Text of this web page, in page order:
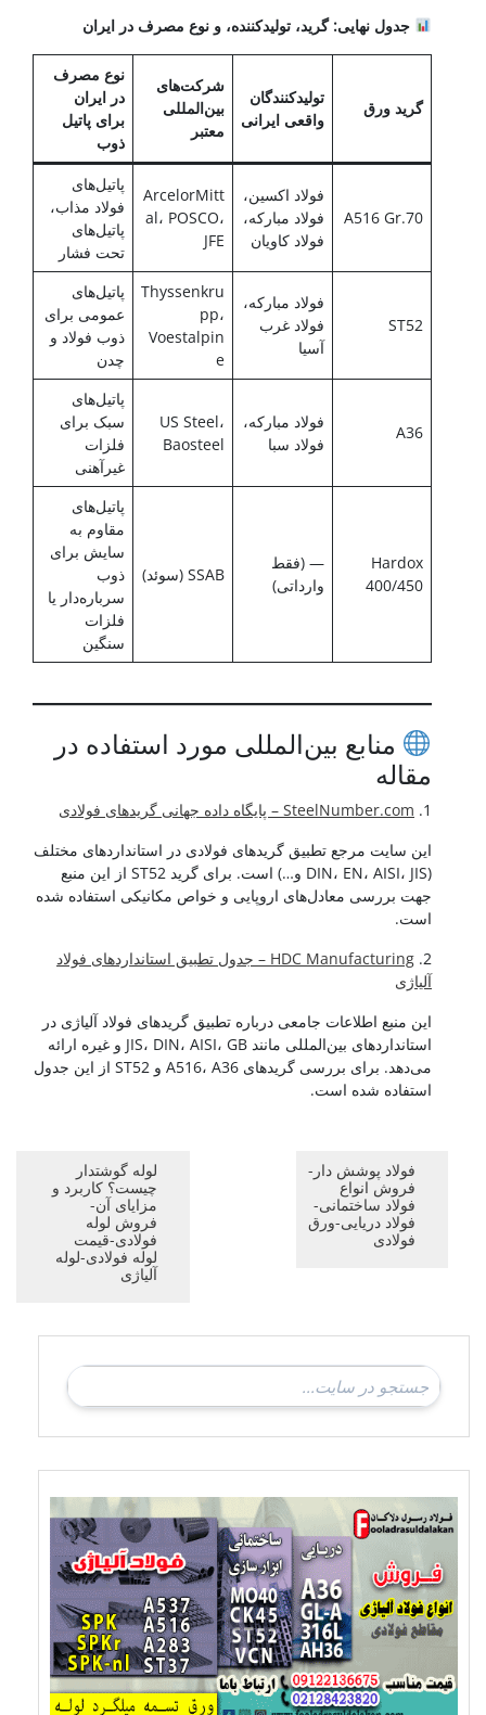
جدول نهایی: گرید، تولیدکننده، و نوع مصرف در ایران
گرید ورق
تولیدکنندگان
واقعی ایرانی
شرکت‌های
بین‌المللی
معتبر
نوع مصرف
در ایران
برای پاتیل
ذوب
A516 Gr.70
فولاد اکسین،
فولاد مبارکه،
فولاد کاویان
ArcelorMitt
al، POSCO،
JFE
پاتیل‌های
فولاد مذاب،
پاتیل‌های
تحت فشار
ST52
فولاد مبارکه،
فولاد غرب
آسیا
Thyssenkru
pp،
Voestalpin
e
پاتیل‌های
عمومی برای
ذوب فولاد و
چدن
A36
فولاد مبارکه،
فولاد سبا
US Steel،
Baosteel
پاتیل‌های
سبک برای
فلزات
غیرآهنی
Hardox
400/450
— (فقط
وارداتی)
SSAB (سوئد)
پاتیل‌های
مقاوم به
سایش برای
ذوب
سرباره‌دار یا
فلزات
سنگین
منابع بین‌المللی مورد استفاده در
مقاله
1. SteelNumber.com – پایگاه داده جهانی گریدهای فولادی
این سایت مرجع تطبیق گریدهای فولادی در استانداردهای مختلف
(DIN، EN، AISI، JIS و…) است. برای گرید ST52 از این منبع
جهت بررسی معادل‌های اروپایی و خواص مکانیکی استفاده شده
است.
2.
HDC Manufacturing – جدول تطبیق استانداردهای فولاد
آلیاژی
این منبع اطلاعات جامعی درباره تطبیق گریدهای فولاد آلیاژی در
استانداردهای بین‌المللی مانند JIS، DIN، AISI، GB و غیره ارائه
می‌دهد. برای بررسی گریدهای A516، A36 و ST52 از این جدول
استفاده شده است.
لوله گوشتدار
چیست؟ کاربرد و
مزایای آن-
فروش لوله
فولادی-قیمت
لوله فولادی-لوله
آلیاژی
فولاد پوشش دار-
فروش انواع
فولاد ساختمانی-
فولاد دریایی-ورق
فولادی